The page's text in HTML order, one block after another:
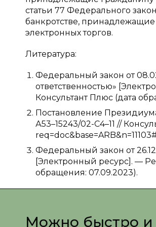
статьи 77 Федерального
банкротстве,
электронных торгов.
Литература:
Федеральный закон от
ответственностью»
Консультант Плюс (дата
Постановление
А53–15243/02-С4–11 //
Федеральный закон от
[Электронный ресурс]. —
обращения: 07.09.2023).
Можно быстро и